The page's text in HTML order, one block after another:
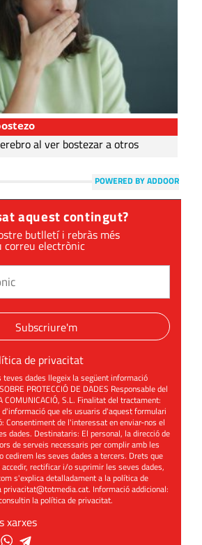
al ver bostezar a otros
POWERED BY ADDOOR
aquest contingut?
butlletí i rebràs més
correu electrònic
Subscriure'm
de privacitat
dades llegeix la següent informació
PROTECCIÓ DE DADES Responsable del
COMUNICACIÓ, S.L. Finalitat del tractament:
d'informació que els usuaris d'aquest formulari
Consentiment de l'interessat en enviar-nos el
dades. Destinataris: El personal, la direcció de
de serveis necessaris per complir amb les
cedirem les seves dades a tercers. Drets que
rectificar i/o suprimir les seves dades,
s'explica detalladament a la política de
privacitat@totmedia.cat. Informació addicional:
lapolítica de privacitat.
xarxes